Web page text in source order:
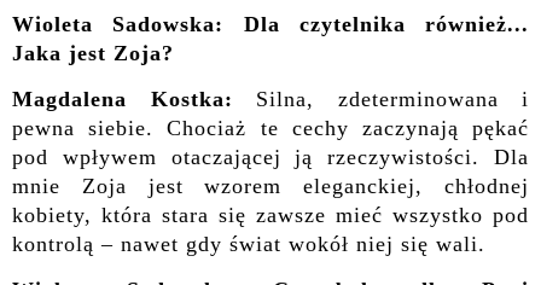
Wioleta Sadowska: Dla czytelnika również...
Jaka jest Zoja?
Magdalena Kostka: Silna, zdeterminowana i
pewna siebie. Chociaż te cechy zaczynają pękać
pod wpływem otaczającej ją rzeczywistości. Dla
mnie Zoja jest wzorem eleganckiej, chłodnej
kobiety, która stara się zawsze mieć wszystko pod
kontrolą – nawet gdy świat wokół niej się wali.